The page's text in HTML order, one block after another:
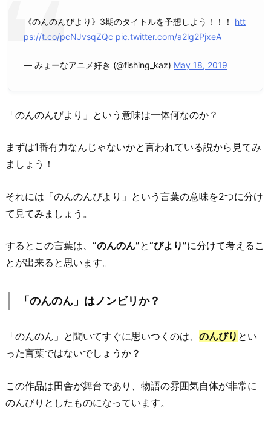
《のんのんびより》3期のタイトルを予想しよう！！！ htt
ps://t.co/pcNJvsqZQc pic.twitter.com/a2lg2PjxeA
— みょーなアニメ好き (@fishing_kaz) May 18, 2019
「のんのんびより」という意味は一体何なのか？
まずは1番有力なんじゃないかと言われている説から見てみ
ましょう！
それには「のんのんびより」という言葉の意味を2つに分け
て見てみましょう。
するとこの言葉は、 “のんのん”と“びより”に分けて考えるこ
とが出来ると思います。
「のんのん」はノンビリか？
「のんのん」と聞いてすぐに思いつくのは、 のんびり とい
った言葉ではないでしょうか？
この作品は田舎が舞台であり、物語の雰囲気自体が非常に
のんびりとしたものになっています。